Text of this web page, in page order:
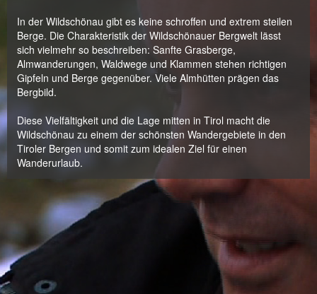
In der Wildschönau gibt es keine schroffen und extrem steilen
Berge. Die Charakteristik der Wildschönauer Bergwelt lässt
sich vielmehr so beschreiben: Sanfte Grasberge,
Almwanderungen, Waldwege und Klammen stehen richtigen
Gipfeln und Berge gegenüber. Viele Almhütten prägen das
Bergbild.
Diese Vielfältigkeit und die Lage mitten in Tirol macht die
Wildschönau zu einem der schönsten Wandergebiete in den
Tiroler Bergen und somit zum idealen Ziel für einen
Wanderurlaub.